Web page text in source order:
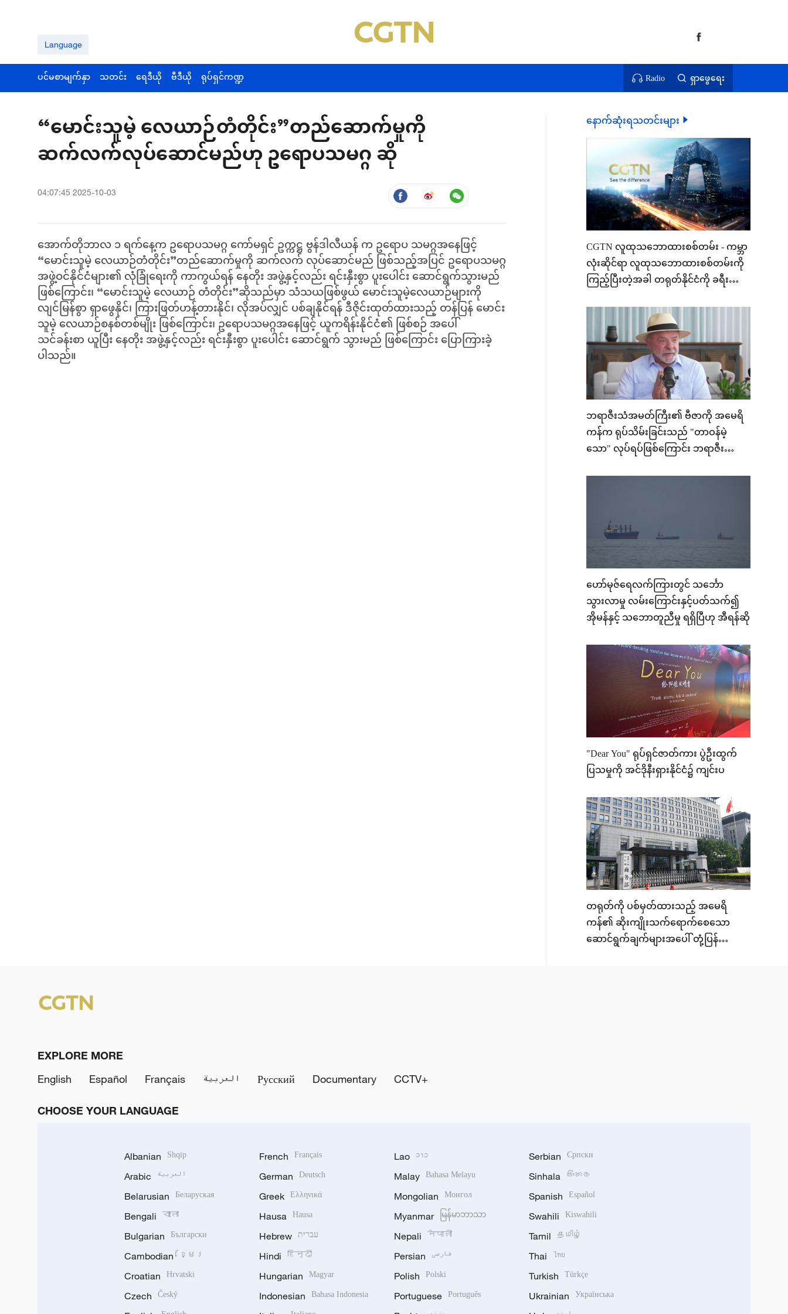
Language
ပင်မစာမျက်နှာ သတင်း ရေဒီယို ဗီဒီယို ရုပ်ရှင်ကဏ္ဍ Radio ရှာဖွေရေး
“မောင်းသူမဲ့ လေယာဉ်တံတိုင်း”တည်ဆောက်မှုကို
ဆက်လက်လုပ်ဆောင်မည်ဟု ဥရောပသမဂ္ဂ ဆို
04:07:45 2025-10-03
အောက်တိုဘာလ ၁ ရက်နေ့က ဥရောပသမဂ္ဂ ကော်မရှင် ဥက္ကဋ္ဌ ဗွန်ဒါလီယန် က ဥရောပ သမဂ္ဂအနေဖြင့်
“မောင်းသူမဲ့ လေယာဉ်တံတိုင်း”တည်ဆောက်မှုကို ဆက်လက် လုပ်ဆောင်မည် ဖြစ်သည့်အပြင် ဥရောပသမဂ္ဂ
အဖွဲ့ဝင်နိုင်ငံများ၏ လုံခြုံရေးကို ကာကွယ်ရန် နေတိုး အဖွဲ့နှင့်လည်း ရင်းနှီးစွာ ပူးပေါင်း ဆောင်ရွက်သွားမည်
ဖြစ်ကြောင်း၊ “မောင်းသူမဲ့ လေယာဉ် တံတိုင်း”ဆိုသည်မှာ သံသယဖြစ်ဖွယ် မောင်းသူမဲ့လေယာဉ်များကို
လျင်မြန်စွာ ရှာဖွေနိုင်၊ ကြားဖြတ်ဟန့်တားနိုင်၊ လိုအပ်လျှင် ပစ်ချနိုင်ရန် ဒီဇိုင်းထုတ်ထားသည့် တန်ပြန် မောင်း
သူမဲ့ လေယာဉ်စနစ်တစ်မျိုး ဖြစ်ကြောင်း၊ ဥရောပသမဂ္ဂအနေဖြင့် ယူကရိန်းနိုင်ငံ၏ ဖြစ်စဉ် အပေါ်
သင်ခန်းစာ ယူပြီး နေတိုး အဖွဲ့နှင့်လည်း ရင်းနှီးစွာ ပူးပေါင်း ဆောင်ရွက် သွားမည် ဖြစ်ကြောင်း ပြောကြားခဲ့
ပါသည်။
နောက်ဆုံးရသတင်းများ
CGTN လူထုသဘောထားစစ်တမ်း - ကမ္ဘာ
လုံးဆိုင်ရာ လူထုသဘောထားစစ်တမ်းကို
ကြည့်ပြီးတဲ့အခါ တရုတ်နိုင်ငံကို ခရီး
ဘရာဇီးသံအမတ်ကြီး၏ ဗီဇာကို အမေရိ
ကန်က ရုပ်သိမ်းခြင်းသည် "တာဝန်မဲ့
သော" လုပ်ရပ်ဖြစ်ကြောင်း ဘရာဇီး
ဟော်မုဇ်ရေလက်ကြားတွင် သင်္ဘော
သွားလာမှု လမ်းကြောင်းနှင့်ပတ်သက်၍
အိုမန်နှင့် သဘောတူညီမှု ရရှိပြီဟု အီရန်ဆို
"Dear You" ရုပ်ရှင်ဇာတ်ကား ပွဲဦးထွက်
ပြသမှုကို အင်ဒိုနီးရှားနိုင်ငံ၌ ကျင်းပ
တရုတ်ကို ပစ်မှတ်ထားသည့် အမေရိ
ကန်၏ ဆိုးကျိုးသက်ရောက်စေသော
ဆောင်ရွက်ချက်များအပေါ် တုံ့ပြန်
EXPLORE MORE
English
Español Français العربية Русский Documentary CCTV+
CHOOSE YOUR LANGUAGE
Albanian Shqip
Arabic العربية
Belarusian Беларуская
Bengali বাংলা
Bulgarian Български
Cambodian ខ្មែរ
Croatian Hrvatski
Czech Český
French Français
German Deutsch
Greek Ελληνικά
Hausa Hausa
Hebrew עברית
Hindi हिन्दी
Hungarian Magyar
Indonesian Bahasa Indonesia
Lao ລາວ
Malay Bahasa Melayu
Mongolian Монгол
Myanmar မြန်မာဘာသာ
Nepali नेपाली
Persian فارسی
Polish Polski
Portuguese Português
Serbian Српски
Sinhala සිංහල
Spanish Español
Swahili Kiswahili
Tamil தமிழ்
Thai ไทย
Turkish Türkçe
Ukrainian Українська